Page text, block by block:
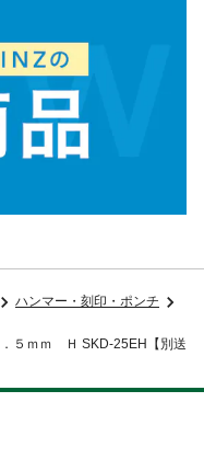
ハンマー・刻印・ポンチ
５ｍｍ Ｈ SKD-25EH【別送